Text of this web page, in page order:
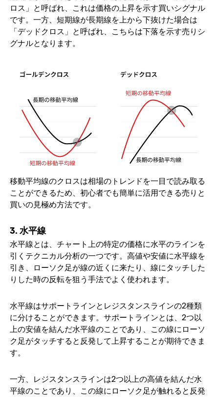
ロス」と呼ばれ、これは価格の上昇を示す買いシグナル
です。一方、短期線が長期線を上から下抜けた場合は
「デッドクロス」と呼ばれ、こちらは下落を示す売りシ
グナルとなります。
移動平均線のクロスは相場のトレンドを一目で読み取る
ことができるため、初心者でも簡単に活用できる売りと
買いの見極め方法です。
3. 水平線
水平線とは、チャート上の特定の価格に水平のラインを
引くテクニカル分析の一つです。高値や安値に水平線を
引き、ローソク足が線の近くに来たり、線にタッチした
りした時の反転を狙う手法でよく使われます。
水平線はサポートラインとレジスタンスラインの2種類
に分けることができます。サポートラインとは、2つ以
上の安値を結んだ水平線のことであり、この線にローソ
ク足がタッチすると反発して上昇することが期待できま
す。
一方、レジスタンスラインは2つ以上の高値を結んだ水
平線のことであり、この線にローソク足が触れると反発